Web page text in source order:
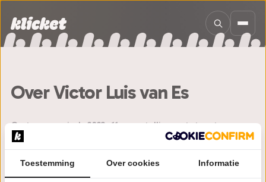
Over Victor Luis van Es
Op tournee sinds 2023. 11 voorstellingen tot nu toe.
Eerdere voorstellingen
Toestemming Over cookies Informatie